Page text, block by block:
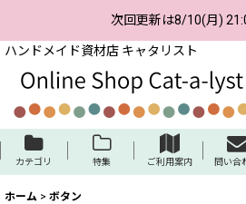
次回更新は8/10(月)
ハンドメイド資材店 キャタリスト
カテゴリ 特集 ご利用案内 問い合
ホーム > ボタン